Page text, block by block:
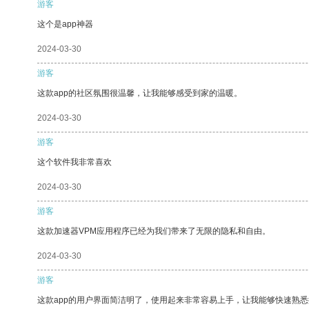
游客
这个是app神器
2024-03-30
游客
这款app的社区氛围很温馨，让我能够感受到家的温暖。
2024-03-30
游客
这个软件我非常喜欢
2024-03-30
游客
这款加速器VPM应用程序已经为我们带来了无限的隐私和自由。
2024-03-30
游客
这款app的用户界面简洁明了，使用起来非常容易上手，让我能够快速熟